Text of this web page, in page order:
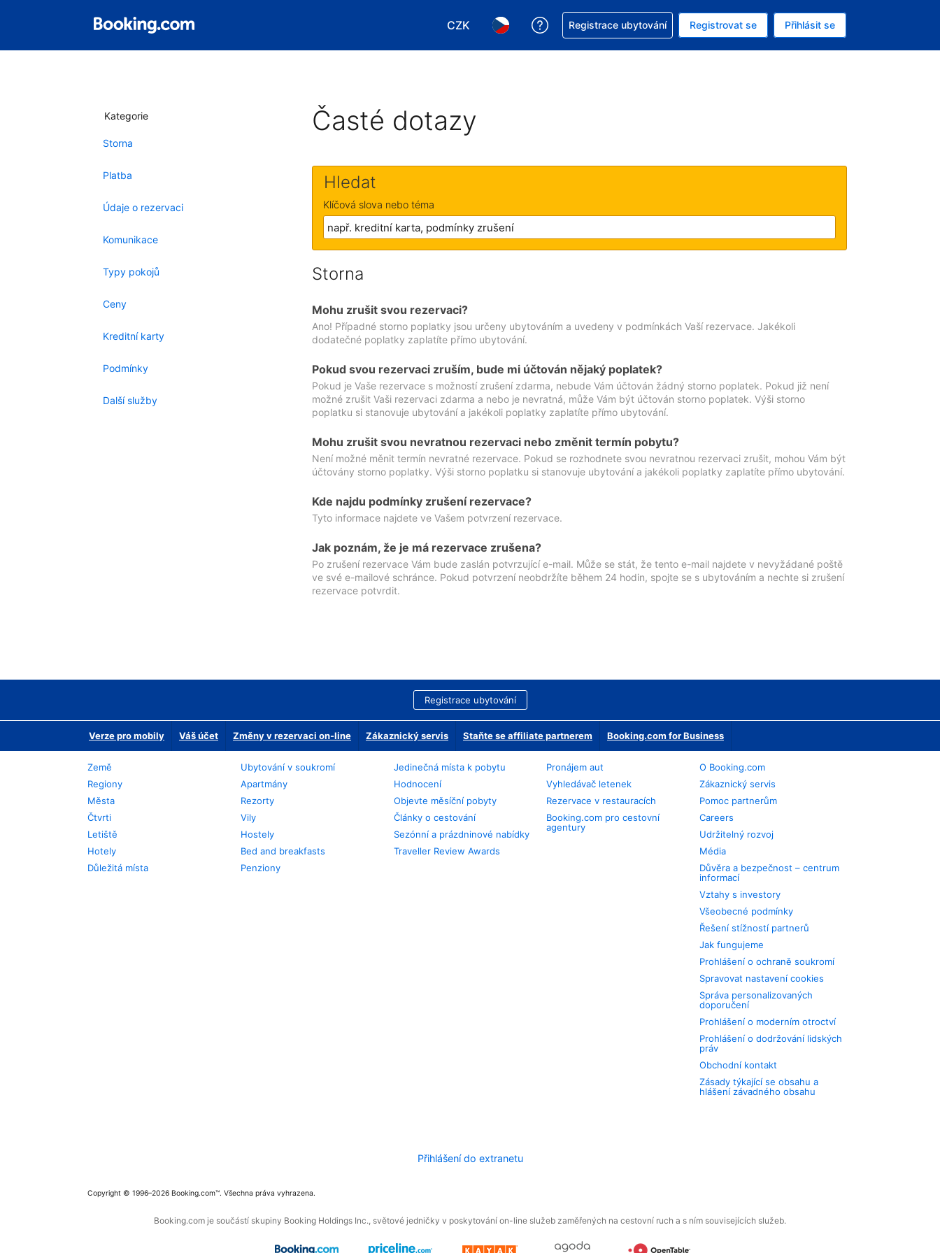
CZK
Vyberte si měnu. Aktuálně zvolená měna: Česká koruna
Vyberte si jazyk. Aktuálně zvolený jazyk: V češtině
Asistence s rezervací
Registrace ubytování Registrovat se Přihlásit se
Kategorie
Storna
Platba
Údaje o rezervaci
Komunikace
Typy pokojů
Ceny
Kreditní karty
Podmínky
Další služby
Časté dotazy
Hledat
Klíčová slova nebo téma
Storna
Mohu zrušit svou rezervaci?
Ano! Případné storno poplatky jsou určeny ubytováním a uvedeny v podmínkách Vaší rezervace. Jakékoli
dodatečné poplatky zaplatíte přímo ubytování.
Pokud svou rezervaci zruším, bude mi účtován nějaký poplatek?
Pokud je Vaše rezervace s možností zrušení zdarma, nebude Vám účtován žádný storno poplatek. Pokud již není
možné zrušit Vaši rezervaci zdarma a nebo je nevratná, může Vám být účtován storno poplatek. Výši storno
poplatku si stanovuje ubytování a jakékoli poplatky zaplatíte přímo ubytování.
Mohu zrušit svou nevratnou rezervaci nebo změnit termín pobytu?
Není možné měnit termín nevratné rezervace. Pokud se rozhodnete svou nevratnou rezervaci zrušit, mohou Vám být
účtovány storno poplatky. Výši storno poplatku si stanovuje ubytování a jakékoli poplatky zaplatíte přímo ubytování.
Kde najdu podmínky zrušení rezervace?
Tyto informace najdete ve Vašem potvrzení rezervace.
Jak poznám, že je má rezervace zrušena?
Po zrušení rezervace Vám bude zaslán potvrzující e-mail. Může se stát, že tento e-mail najdete v nevyžádané poště
ve své e-mailové schránce. Pokud potvrzení neobdržíte během 24 hodin, spojte se s ubytováním a nechte si zrušení
rezervace potvrdit.
Registrace ubytování
Verze pro mobily Váš účet Změny v rezervaci on-line Zákaznický servis Staňte se affiliate partnerem Booking.com for Business
Země
Regiony
Města
Čtvrti
Letiště
Hotely
Důležitá místa
Ubytování v soukromí
Apartmány
Rezorty
Vily
Hostely
Bed and breakfasts
Penziony
Jedinečná místa k pobytu
Hodnocení
Objevte měsíční pobyty
Články o cestování
Sezónní a prázdninové nabídky
Traveller Review Awards
Pronájem aut
Vyhledávač letenek
Rezervace v restauracích
Booking.com pro cestovní
agentury
O Booking.com
Zákaznický servis
Pomoc partnerům
Careers
Udržitelný rozvoj
Média
Důvěra a bezpečnost – centrum
informací
Vztahy s investory
Všeobecné podmínky
Řešení stížností partnerů
Jak fungujeme
Prohlášení o ochraně soukromí
Spravovat nastavení cookies
Správa personalizovaných
doporučení
Prohlášení o moderním otroctví
Prohlášení o dodržování lidských
práv
Obchodní kontakt
Zásady týkající se obsahu a
hlášení závadného obsahu
Přihlášení do extranetu
Copyright © 1996–2026 Booking.com™. Všechna práva vyhrazena.
Booking.com je součástí skupiny Booking Holdings Inc., světové jedničky v poskytování on-line služeb zaměřených na cestovní ruch a s ním souvisejících služeb.